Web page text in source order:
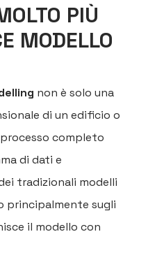
PIÙ
MODELLO
non è solo una
di un edificio o
completo
di dati e
tradizionali modelli
principalmente sugli
il modello con